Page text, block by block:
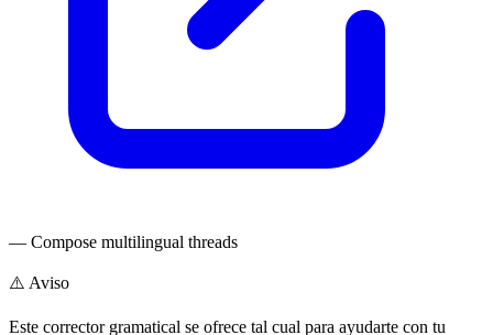
— Compose multilingual threads
⚠️ Aviso
Este corrector gramatical se ofrece tal cual para ayudarte con tu